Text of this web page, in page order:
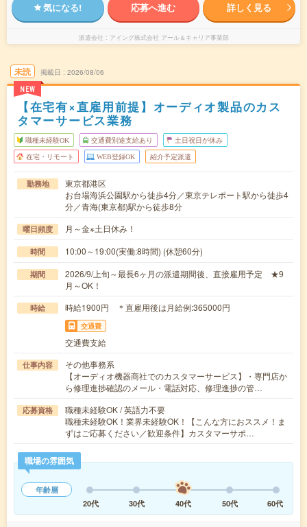
気になる! 応募へ進む 詳しく見る
派遣会社 アイング株式会社 アール＆キャリア事業部
未読
NEW
掲載日 2026/08/06
【在宅有×直雇用前提】オーディオ製品のカス
タマーサービス業務
職種未経験OK 交通費別途支給あり 土日祝日が休み
在宅・リモート WEB登録OK 紹介予定派遣
勤務地
東京都港区
お台場海浜公園駅から徒歩4分／東京テレポート駅から徒歩4
分／青海(東京都)駅から徒歩8分
曜日頻度 月～金※土日休み！
時間 10:00～19:00(実働:8時間) (休憩60分)
期間
2026/9/上旬～最長6ヶ月の派遣期間後、直接雇用予定 ★9
月～OK！
時給 時給1900円 ＊直雇用後は月給例:365000円
交通費
交通費支給
仕事内容
その他事務系
【オーディオ機器商社でのカスタマーサービス】・専門店か
ら修理進捗確認のメール・電話対応、修理進捗の管…
応募資格
職種未経験OK / 英語力不要
職種未経験OK！業界未経験OK！【こんな方におススメ！ま
ずはご応募ください／歓迎条件】カスタマーサポ…
職場の雰囲気
年齢層
20代
30代 40代 50代 60代